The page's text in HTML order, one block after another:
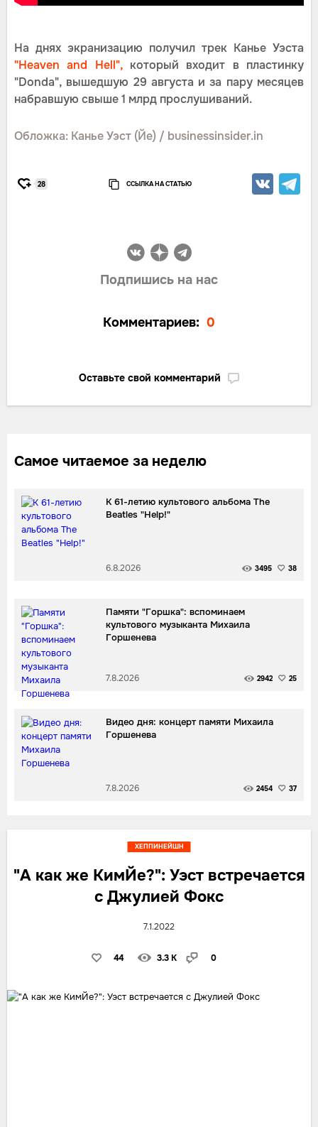
На днях экранизацию получил трек Канье Уэста
"Heaven and Hell",который входит в пластинку
"Donda", вышедшую 29 августа и за пару месяцев
набравшую свыше 1 млрд прослушиваний.
Обложка: Канье Уэст (Йе) / businessinsider.in
28 ССЫЛКА НА СТАТЬЮ
Подпишись на нас
Комментариев: 0
Оставьте свой комментарий
Самое читаемое за неделю
К 61-летию культового альбома The
Beatles "Help!"
6.8.2026 3495 38
Памяти "Горшка": вспоминаем
культового музыканта Михаила
Горшенева
7.8.2026 2942 25
Видео дня: концерт памяти Михаила
Горшенева
7.8.2026 2454 37
"А как же КимЙе?": Уэст встречается
с Джулией Фокс
7.1.2022
44 3.3 K 0
ХЕППИНЕЙШН